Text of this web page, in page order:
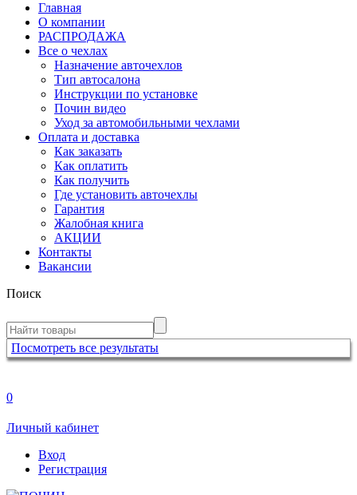
Главная
О компании
РАСПРОДАЖА
Все о чехлах
Назначение авточехлов
Тип автосалона
Инструкции по установке
Почин видео
Уход за автомобильными чехлами
Оплата и доставка
Как заказать
Как оплатить
Как получить
Где установить авточехлы
Гарантия
Жалобная книга
АКЦИИ
Контакты
Вакансии
Поиск
Посмотреть все результаты
0
Личный кабинет
Вход
Регистрация